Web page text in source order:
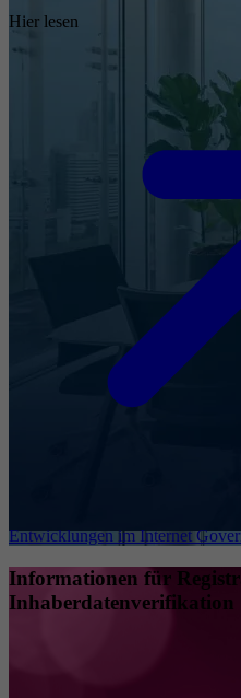
Hier lesen
Entwicklungen im Internet
Informationen für
Inhaberdatenverifikation